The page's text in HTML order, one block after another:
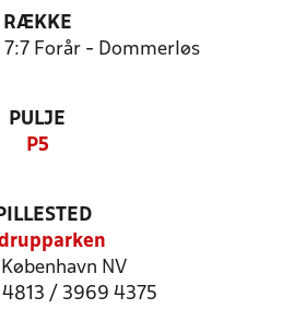
RÆKKE
7:7 Forår - Dommerløs
PULJE
P5
NV
4813 / 3969 4375